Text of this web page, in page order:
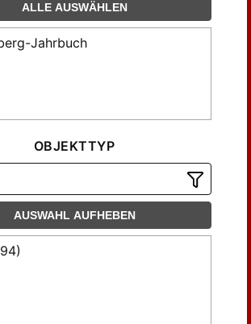
ALLE AUSWÄHLEN
Jahrbuch
OBJEKTTYP
AUSWAHL AUFHEBEN